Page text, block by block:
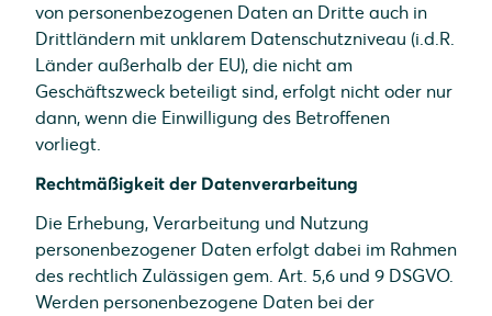
von personenbezogenen Daten an Dritte auch in
Drittländern mit unklarem Datenschutzniveau (i.d.R.
Länder außerhalb der EU), die nicht am
Geschäftszweck beteiligt sind, erfolgt nicht oder nur
dann, wenn die Einwilligung des Betroffenen
vorliegt.
Rechtmäßigkeit der Datenverarbeitung
Die Erhebung, Verarbeitung und Nutzung
personenbezogener Daten erfolgt dabei im Rahmen
des rechtlich Zulässigen gem. Art. 5,6 und 9 DSGVO.
Werden personenbezogene Daten bei der